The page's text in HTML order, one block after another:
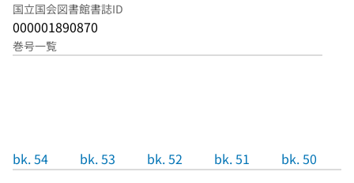
国立国会図書館書誌ID
000001890870
巻号一覧
bk. 54 bk. 53 bk. 52 bk. 51 bk. 50